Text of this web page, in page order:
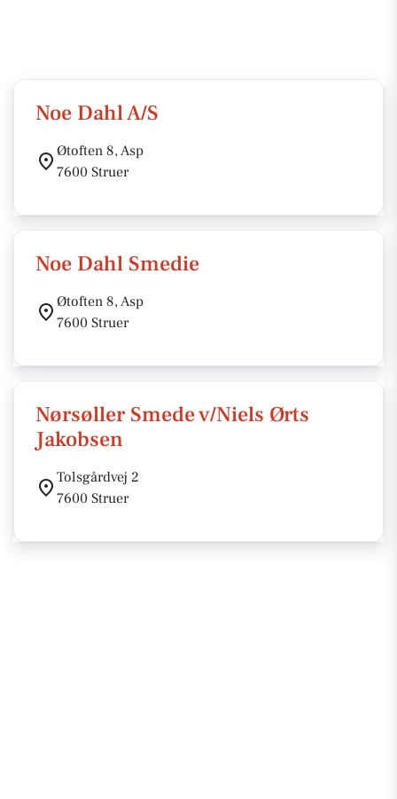
Noe Dahl A/S
Øtoften 8, Asp
7600 Struer
Noe Dahl Smedie
Øtoften 8, Asp
7600 Struer
Nørsøller Smede v/Niels Ørts
Jakobsen
Tolsgårdvej 2
7600 Struer